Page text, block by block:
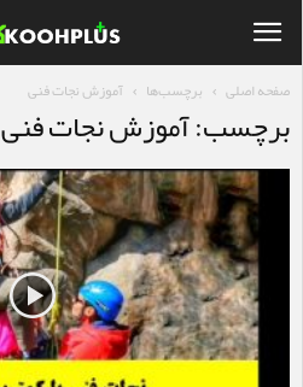
صفحه اصلی برچسب‌ها آموزش نجات فنی
برچسب: آموزش نجات فنی